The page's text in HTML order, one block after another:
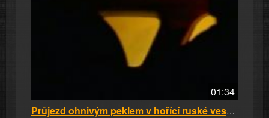
01:34
Průjezd ohnivým peklem v hořící ruské vesnici...